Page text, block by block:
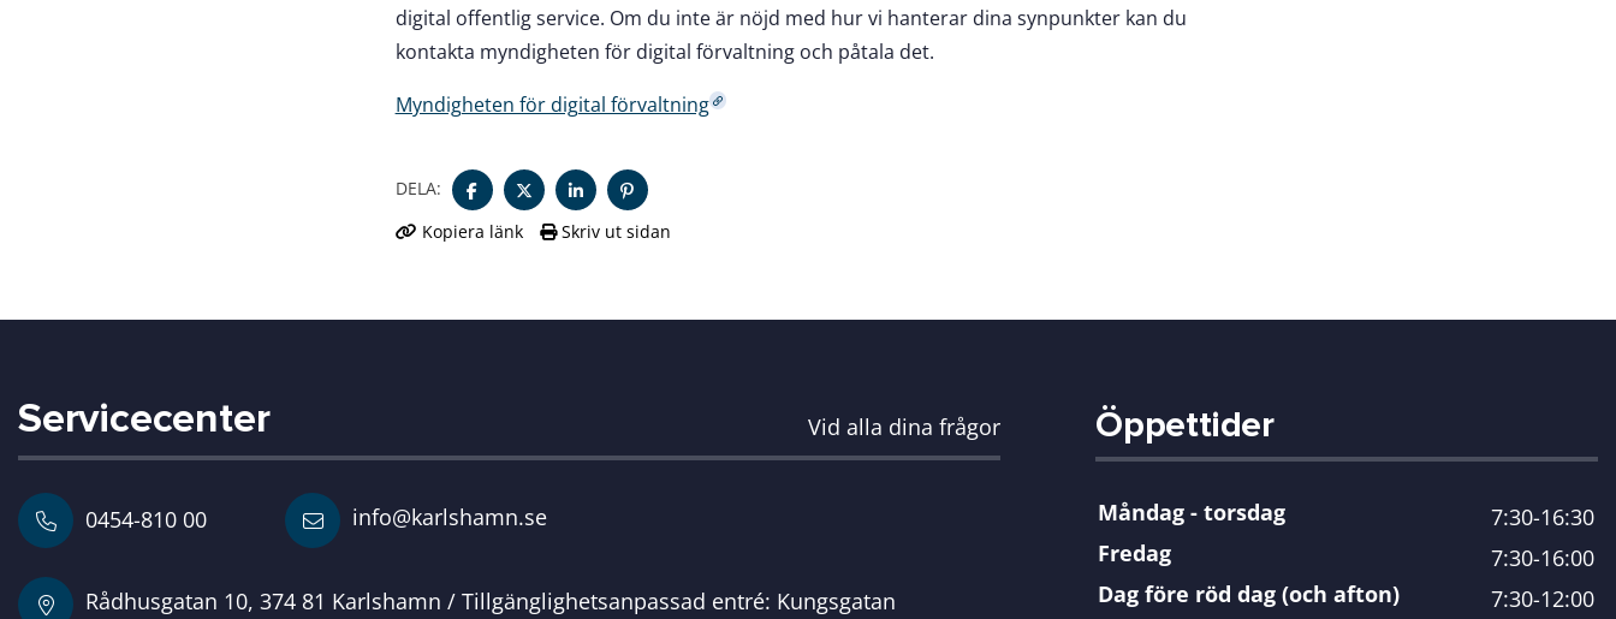
digital offentlig service. Om du inte är nöjd med hur vi hanterar dina synpunkter kan du
kontakta myndigheten för digital förvaltning och påtala det.
Myndigheten för digital förvaltning
DELA:
Kopiera länk
Skriv ut sidan
Servicecenter Vid alla dina frågor
0454-810 00 info@karlshamn.se
Rådhusgatan 10, 374 81 Karlshamn / Tillgänglighetsanpassad entré: Kungsgatan
Öppettider
Måndag - torsdag
7:30-16:30
Fredag
7:30-16:00
Dag före röd dag (och afton)
7:30-12:00